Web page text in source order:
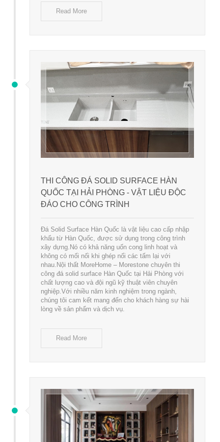
Read More
THI CÔNG ĐÁ SOLID SURFACE HÀN
QUỐC TẠI HẢI PHÒNG - VẬT LIỆU ĐỘC
ĐÁO CHO CÔNG TRÌNH
Đá Solid Surface Hàn Quốc là vật liệu cao cấp nhập
khẩu từ Hàn Quốc, được sử dụng trong công trình
xây dựng.Nó có khả năng uốn cong linh hoạt và
không có mối nối khi ghép nối các tấm lại với
nhau.Nội thất MoreHome – Morestone chuyên thi
công đá solid surface Hàn Quốc tại Hải Phòng với
chất lượng cao và đội ngũ kỹ thuật viên chuyên
nghiệp.Với nhiều năm kinh nghiệm trong ngành,
chúng tôi cam kết mang đến cho khách hàng sự hài
lòng về sản phẩm và dịch vụ.
Read More